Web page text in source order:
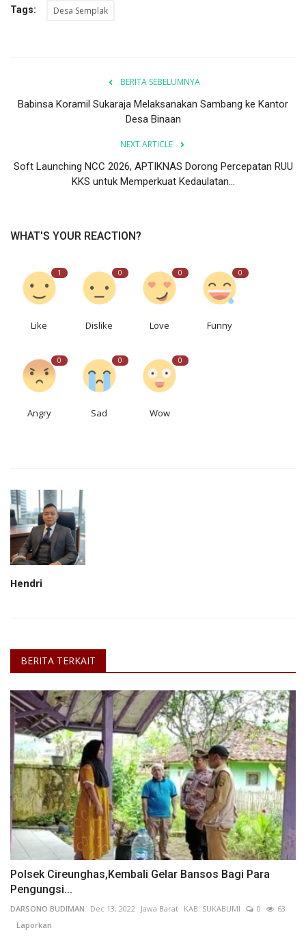
Tags: Desa Semplak
BERITA SEBELUMNYA
Babinsa Koramil Sukaraja Melaksanakan Sambang ke Kantor
Desa Binaan
NEXT ARTICLE
Soft Launching NCC 2026, APTIKNAS Dorong Percepatan RUU
KKS untuk Memperkuat Kedaulatan...
WHAT'S YOUR REACTION?
1
Like
0
Dislike
0
Love
0
Funny
0
Angry
0
Sad
0
Wow
Hendri
BERITA TERKAIT
Polsek Cireunghas,Kembali Gelar Bansos Bagi Para
Pengungsi...
DARSONO BUDIMAN Dec 13, 2022 Jawa Barat KAB. SUKABUMI 0
63
Laporkan